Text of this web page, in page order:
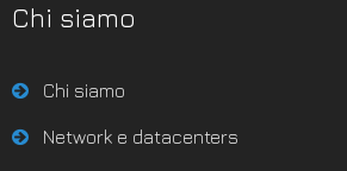
Chi siamo
Chi siamo
Network e datacenters